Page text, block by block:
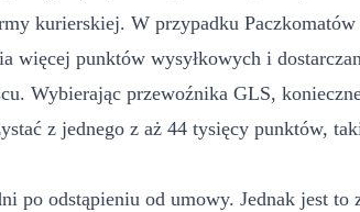
kurierskiej. W przypadku
więcej punktów wysyłkowych i
Wybierając przewoźnika GLS,
z jednego z aż 44 tysięcy punktów,
po odstąpieniu od umowy. Jednak jest